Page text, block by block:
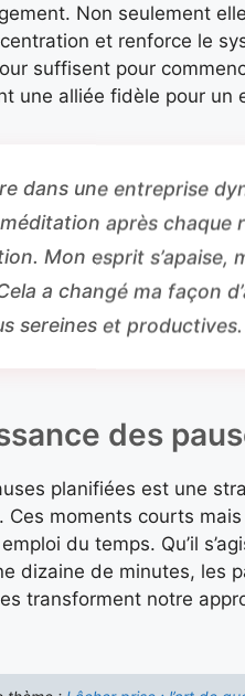
Non seulement
et renforce le
suffisent pour
une alliée fidèle pour un
dans une entreprise
après chaque
Mon esprit s’apaise,
a changé ma façon
sereines et productives.
des
planifiées est une
Ces moments courts
du temps. Qu’il
dizaine de minutes,
transforment notre